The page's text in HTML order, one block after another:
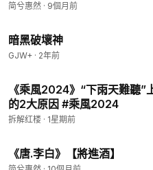
简兮惠然 · 9個月前
暗黑破壞神
GJW+ · 2年前
《乘風2024》“下雨天難聽”
的2大原因 #乘風2024
拆解红楼 · 1星期前
《唐.李白》【將進酒】